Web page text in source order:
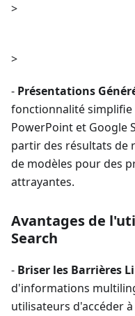
>
>
- Présentations
fonctionnalité
PowerPoint et Google
partir des résultats de
de modèles pour des
attrayantes.
Avantages de
Search
- Briser les Barrières
d'informations
utilisateurs d'accéder